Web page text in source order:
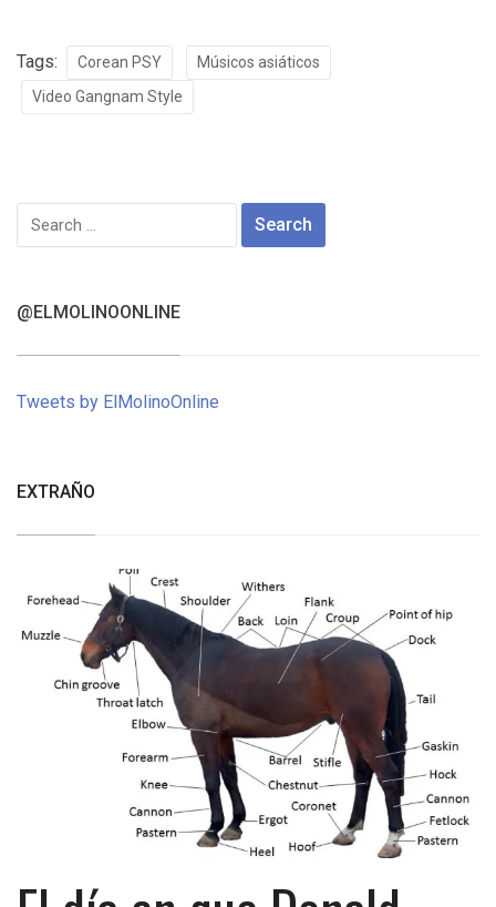
Tags: Corean PSY
Músicos asiáticos
Video Gangnam Style
Search
for:
@ELMOLINOONLINE
Tweets by ElMolinoOnline
EXTRAÑO